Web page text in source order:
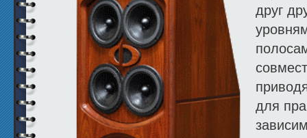
друг
для